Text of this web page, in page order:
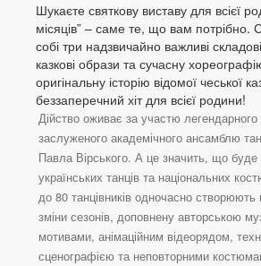
Шукаєте святкову виставу для всієї
місяців” – саме те, що вам потрібно.
собі три надзвичайно важливі
казкові образи та сучасну
оригінальну історію відомої чеської
беззаперечний хіт для всієї родини!
Дійство оживає за участю легендарного
заслуженого академічного ансамблю
Павла Вірського. А це значить, що буде
українських танців та національних
до 80 танцівників одночасно
зміни сезонів, доповнену авторською
мотивами, анімаційним відеорядом,
сценографією та неповторними